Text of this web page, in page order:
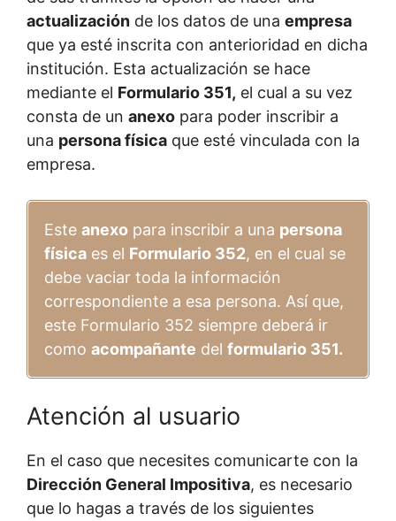
actualización de los datos de una empresa
que ya esté inscrita con anterioridad en dicha
institución. Esta actualización se hace
mediante el Formulario 351, el cual a su vez
consta de un anexo para poder inscribir a
una persona física que esté vinculada con la
empresa.
Este anexo para inscribir a una persona
física es el Formulario 352, en el cual se
debe vaciar toda la información
correspondiente a esa persona. Así que,
este Formulario 352 siempre deberá ir
como acompañante del formulario 351.
Atención al usuario
En el caso que necesites comunicarte con la
Dirección General Impositiva, es necesario
que lo hagas a través de los siguientes